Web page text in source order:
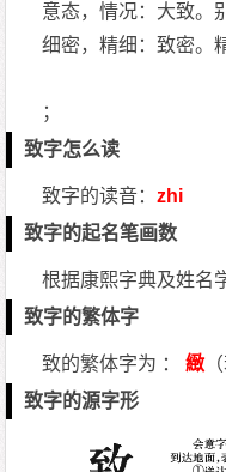
意态，情况：大致。
细密，精细：致密。
；
致字怎么读
致字的读音：zhi
致字的起名笔画数
根据康熙字典及姓名
致字的繁体字
致的繁体字为 ：緻
致字的源字形